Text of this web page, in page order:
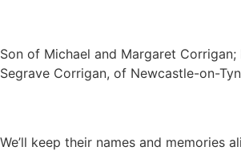
Son of Michael and Margaret
Segrave Corrigan, of Newcastle-on-
We’ll keep their names and memories